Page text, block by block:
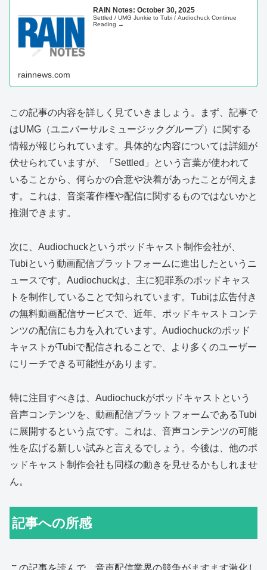
RAIN Notes: October 30, 2025
Settled / UMG Junkie to Tubi / Audiochuck Continue
Reading →
rainnews.com
この記事の内容を詳しく見ていきましょう。まず、記事で
はUMG（ユニバーサルミュージックグループ）に関する
情報が報じられています。具体的な内容については詳細が
伏せられていますが、「Settled」という言葉が使われて
いることから、何らかの合意や決着があったことが伺えま
す。これは、音楽著作権や配信に関するものではないかと
推測できます。
次に、Audiochuckというポッドキャスト制作会社が、
Tubiという動画配信プラットフォームに進出したというニ
ュースです。Audiochuckは、主に犯罪系のポッドキャス
トを制作していることで知られています。Tubiは広告付き
の無料動画配信サービスで、近年、ポッドキャストコンテ
ンツの配信にも力を入れています。Audiochuckのポッド
キャストがTubiで配信されることで、より多くのユーザー
にリーチできる可能性があります。
特に注目すべきは、Audiochuckがポッドキャストという
音声コンテンツを、動画配信プラットフォームであるTubi
に展開するという点です。これは、音声コンテンツの可能
性を広げる新しい試みと言えるでしょう。今後は、他のポ
ッドキャスト制作会社も同様の動きを見せるかもしれませ
ん。
記事への所感